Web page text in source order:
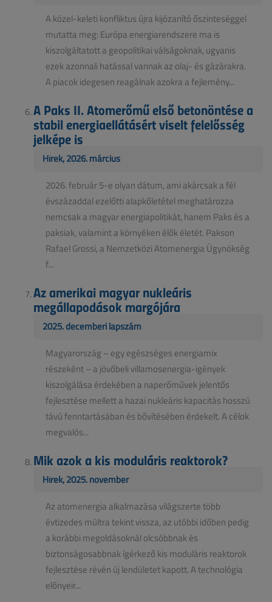
A közel-keleti konfliktus újra kijózanító őszinteséggel
mutatta meg: Európa energiarendszere ma is
kiszolgáltatott a geopolitikai válságoknak, ugyanis
ezek azonnali hatással vannak az olaj- és gázárakra.
A piacok idegesen reagálnak azokra a fejlemény...
A Paks II. Atomerőmű első betonöntése a
stabil energiaellátásért viselt felelősség
jelképe is
Hírek, 2026. március
2026. február 5-e olyan dátum, ami akárcsak a fél
évszázaddal ezelőtti alapkőletétel meghatározza
nemcsak a magyar energiapolitikát, hanem Paks és a
paksiak, valamint a környéken élők életét. Pakson
Rafael Grossi, a Nemzetközi Atomenergia Ügynökség
f...
Az amerikai magyar nukleáris
megállapodások margójára
2025. decemberi lapszám
Magyarország – egy egészséges energiamix
részeként – a jövőbeli villamosenergia-igények
kiszolgálása érdekében a naperőművek jelentős
fejlesztése mellett a hazai nukleáris kapacitás hosszú
távú fenntartásában és bővítésében érdekelt. A célok
megvalós...
Mik azok a kis moduláris reaktorok?
Hírek, 2025. november
Az atomenergia alkalmazása világszerte több
évtizedes múltra tekint vissza, az utóbbi időben pedig
a korábbi megoldásoknál olcsóbbnak és
biztonságosabbnak ígérkező kis moduláris reaktorok
fejlesztése révén új lendületet kapott. A technológia
előnyeir...